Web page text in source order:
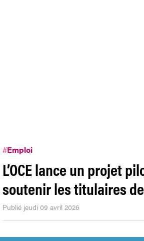
#Emploi
L’OCE lance un projet
soutenir les titulaires
Publié jeudi 09 avril 2026